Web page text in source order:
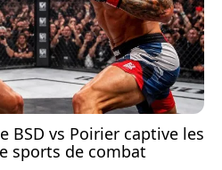
BSD vs Poirier captive les
sports de combat